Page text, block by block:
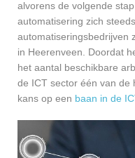
alvorens de volgende
automatisering zich
automatiseringsbedrijven
in Heerenveen. Doordat
het aantal beschikbare
de ICT sector één van de
kans op een baan in de